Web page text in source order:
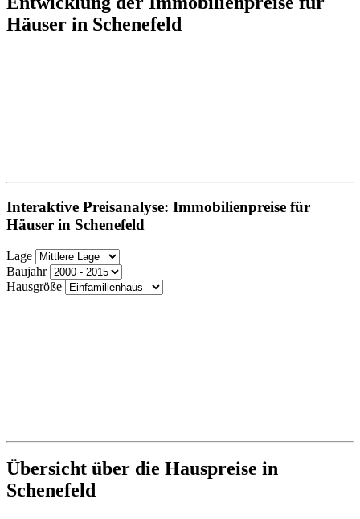
Häuser in Schenefeld
Interaktive Preisanalyse: Immobilienpreise für
Häuser in Schenefeld
Lage
Baujahr
Hausgröße
Übersicht über die Hauspreise in
Schenefeld